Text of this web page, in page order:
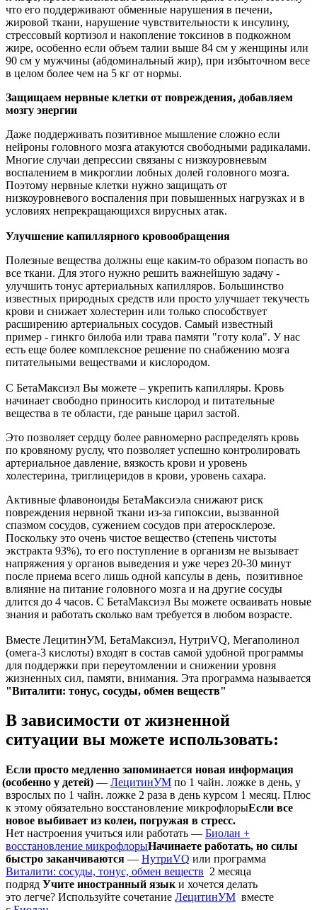
что его поддерживают обменные нарушения в печени,
жировой ткани, нарушение чувствительности к инсулину,
стрессовый кортизол и накопление токсинов в подкожном
жире, особенно если объем талии выше 84 см у женщины или
90 см у мужчины (абдоминальный жир), при избыточном весе
в целом более чем на 5 кг от нормы.
Защищаем нервные клетки от повреждения, добавляем
мозгу энергии
Даже поддерживать позитивное мышление сложно если
нейроны головного мозга атакуются свободными радикалами.
Многие случаи депрессии связаны с низкоуровневым
воспалением в микроглии лобных долей головного мозга.
Поэтому нервные клетки нужно защищать от
низкоуровневого воспаления при повышенных нагрузках и в
условиях непрекращающихся вирусных атак.
Улучшение капиллярного кровообращения
Полезные вещества должны еще каким-то образом попасть во
все ткани. Для этого нужно решить важнейшую задачу -
улучшить тонус артериальных капилляров. Большинство
известных природных средств или просто улучшает текучесть
крови и снижает холестерин или только способствует
расширению артериальных сосудов. Самый известный
пример - гинкго билоба или трава памяти "готу кола". У нас
есть еще более комплексное решение по снабжению мозга
питательными веществами и кислородом.
С БетаМаксиэл Вы можете – укрепить капилляры. Кровь
начинает свободно приносить кислород и питательные
вещества в те области, где раньше царил застой.
Это позволяет сердцу более равномерно распределять кровь
по кровяному руслу, что позволяет успешно контролировать
артериальное давление, вязкость крови и уровень
холестерина, триглицеридов в крови, уровень сахара.
Активные флавоноиды БетаМаксиэла снижают риск
повреждения нервной ткани из-за гипоксии, вызванной
спазмом сосудов, сужением сосудов при атеросклерозе.
Поскольку это очень чистое вещество (степень чистоты
экстракта 93%), то его поступление в организм не вызывает
напряжения у органов выведения и уже через 20-30 минут
после приема всего лишь одной капсулы в день, позитивное
влияние на питание головного мозга и на другие сосуды
длится до 4 часов. С БетаМаксиэл Вы можете осваивать новые
знания и работать сколько вам требуется в любом возрасте.
Вместе ЛецитинУМ, БетаМаксиэл, НутриVQ, Мегаполинол
(омега-3 кислоты) входят в состав самой удобной программы
для поддержки при переутомлении и снижении уровня
жизненных сил, памяти, внимания. Эта программа называется
"Виталити: тонус, сосуды, обмен веществ"
В зависимости от жизненной
ситуации вы можете использовать:
Если просто медленно запоминается новая информация
(особенно у детей) —ЛецитинУМ по 1 чайн. ложке в день, у
взрослых по 1 чайн. ложке 2 раза в день курсом 1 месяц. Плюс
к этому обязательно восстановление микрофлорыЕсли все
новое выбивает из колеи, погружая в стресс.
Нет настроения учиться или работать — Биолан +
восстановление микрофлорыНачинаете работать, но силы
быстро заканчиваются — НутриVQ или программа
Виталити: сосуды, тонус, обмен веществ 2 месяца
подряд Учите иностранный язык и хочется делать
это легче? Используйте сочетание ЛецитинУМ вместе